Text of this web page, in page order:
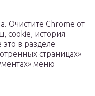
Очистите Chrome от
cookie, история
в разделе
страницах»
меню